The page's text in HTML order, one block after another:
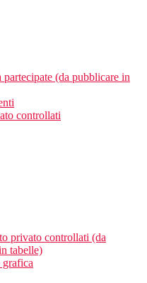
partecipate (da pubblicare in
controllati
privato controllati (da
tabelle)
grafica